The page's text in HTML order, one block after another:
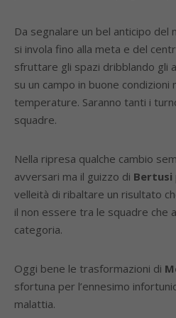
Da segnalare un bel anticipo del
si invola fino alla meta e del
sfruttare gli spazi dribblando gli
su un campo in buone
temperature. Saranno tanti i
squadre.
Nella ripresa qualche cambio
avversari ma il guizzo di Bertusi
velleità di ribaltare un risultato
il non essere tra le squadre che
categoria.
Oggi bene le trasformazioni di
sfortuna per l’ennesimo
malattia.